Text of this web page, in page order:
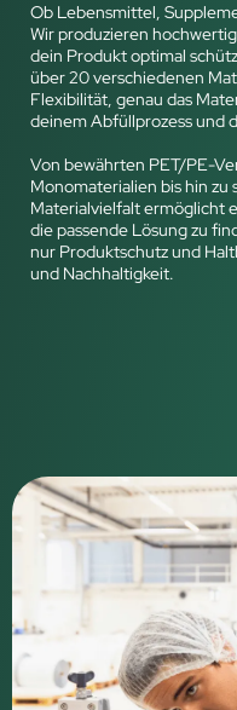
Ob Lebensmittel,
Wir produzieren
dein Produkt optimal
über 20 verschiedenen
Flexibilität, genau das
deinem Abfüllprozess und
Von bewährten PET/PE-
Monomaterialien bis hin zu
Materialvielfalt ermöglicht
die passende Lösung zu
nur Produktschutz und
und Nachhaltigkeit.